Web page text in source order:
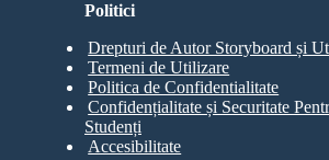
Politici
Drepturi de Autor Storyboard și
Termeni de Utilizare
Politica de Confidentialitate
Confidențialitate și Securitate
Studenți
Accesibilitate